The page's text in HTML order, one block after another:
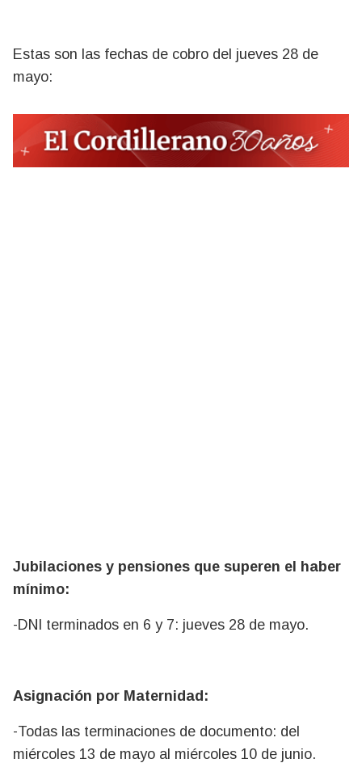
Estas son las fechas de cobro del jueves 28 de
mayo:
Jubilaciones y pensiones que superen el haber
mínimo:
-DNI terminados en 6 y 7: jueves 28 de mayo.
Asignación por Maternidad:
-Todas las terminaciones de documento: del
miércoles 13 de mayo al miércoles 10 de junio.